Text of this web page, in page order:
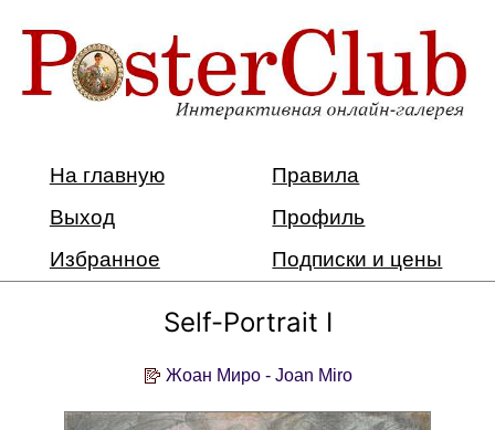
На главную
Правила
Выход
Профиль
Избранное
Подписки и цены
Self-Portrait I
Жоан Миро - Joan Miro